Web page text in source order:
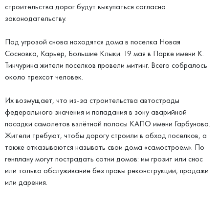
строительства дорог будут выкупаться согласно
законодательству.
Под угрозой снова находятся дома в поселка Новая
Сосновка, Карьер, Большие Клыки. 19 мая в Парке имени К.
Тинчурина жители поселков провели митинг. Всего собралось
около трехсот человек.
Их возмущает, что из-за строительства автострады
федерального значения и попадания в зону аварийной
посадки самолетов взлётной полосы КАПО имени Гарбунова.
Жители требуют, чтобы дорогу строили в обход поселков, а
также отказываются называть свои дома «самостроем». По
генплану могут пострадать сотни домов: им грозит или снос
или только обслуживание без правы реконструкции, продажи
или дарения.